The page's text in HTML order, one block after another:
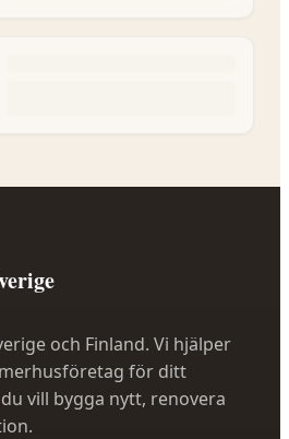
och Finland. Vi hjälper
för ditt
vill bygga nytt, renovera